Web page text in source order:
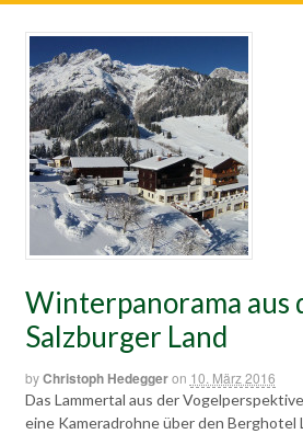
Winterpanorama aus
Salzburger Land
byChristoph Hedeggeron 10. März 2016
Das Lammertal aus der
eine Kameradrohne über den Berghotel